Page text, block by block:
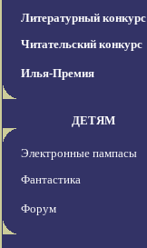
Литературный конкурс
Читательский конкурс
Илья-Премия
ДЕТЯМ
Электронные пампасы
Фантастика
Форум